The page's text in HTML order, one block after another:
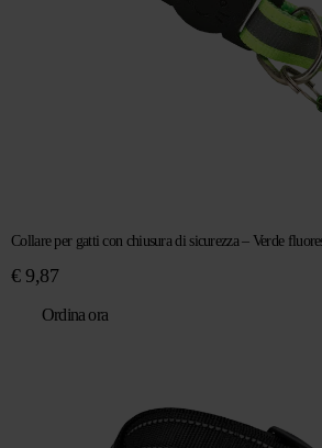
Collare per gatti con chiusura di sicurezza – Verde
€9,87
Ordina ora